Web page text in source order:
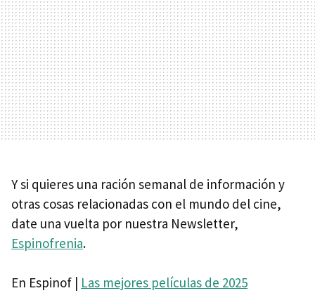
Y si quieres una ración semanal de información y
otras cosas relacionadas con el mundo del cine,
date una vuelta por nuestra Newsletter,
Espinofrenia.
En Espinof | Las mejores películas de 2025